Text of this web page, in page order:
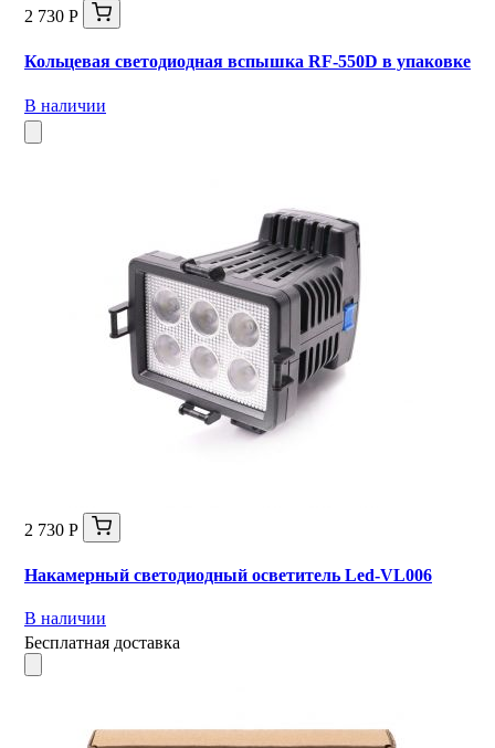
2 730 Р
Кольцевая светодиодная вспышка RF-550D в упаковке
В наличии
2 730 Р
Накамерный светодиодный осветитель Led-VL006
В наличии
Бесплатная доставка